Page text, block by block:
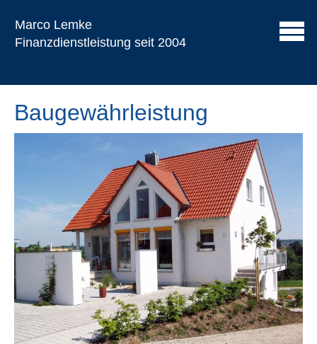
Marco Lemke
Finanzdienstleistung seit 2004
Baugewährleistung